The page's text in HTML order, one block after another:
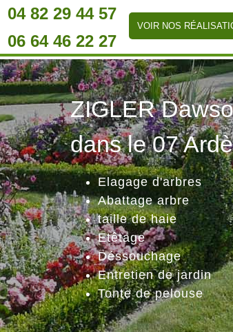
04 82 29 44 57
06 64 46 22 27
VOIR NOS
ZIGLER
dans le 07
Elagage d'arbres
Abattage arbre
taille de haie
Etêtage
Déssouchage
Entretien de jardin
Tonte de pelouse